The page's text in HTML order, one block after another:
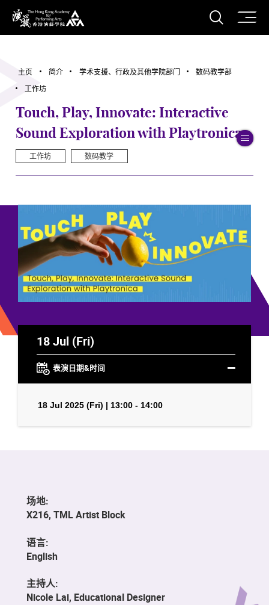
香港演艺学院
打开
主页 简介 学术支援、行政及其他学院部门
数码教学部
工作坊
Touch, Play, Innovate: Interactive
Sound Exploration with Playtronica
工作坊 数码教学
18 Jul (Fri)
表演日期&时间
18 Jul 2025 (Fri) | 13:00 - 14:00
场地:
X216, TML Artist Block
语言:
English
主持人:
Nicole Lai, Educational Designer